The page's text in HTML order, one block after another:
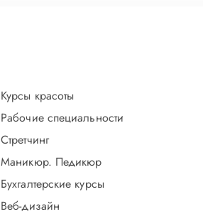
Курсы красоты
Рабочие специальности
Стретчинг
Маникюр. Педикюр
Бухгалтерские курсы
Веб-дизайн